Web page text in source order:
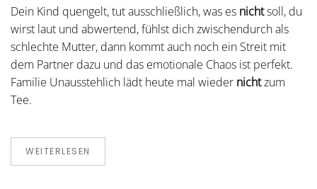
Dein Kind quengelt, tut ausschließlich, was es nichtsoll, du
wirst laut und abwertend, fühlst dich zwischendurch als
schlechte Mutter, dann kommt auch noch ein Streit mit
dem Partner dazu und das emotionale Chaos ist perfekt.
Familie Unausstehlich lädt heute mal wieder nichtzum
Tee.
WEITERLESEN